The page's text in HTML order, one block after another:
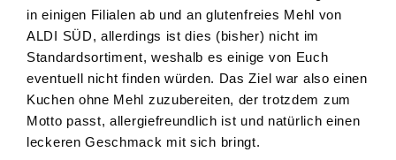
in einigen Filialen ab und an glutenfreies Mehl von
ALDI SÜD, allerdings ist dies (bisher) nicht im
Standardsortiment, weshalb es einige von Euch
eventuell nicht finden würden. Das Ziel war also einen
Kuchen ohne Mehl zuzubereiten, der trotzdem zum
Motto passt, allergiefreundlich ist und natürlich einen
leckeren Geschmack mit sich bringt.